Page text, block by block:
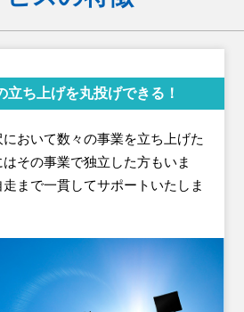
立ち上げを丸投げできる！
おいて数々の事業を立ち上げた
その事業で独立した方もいま
まで一貫してサポートいたしま